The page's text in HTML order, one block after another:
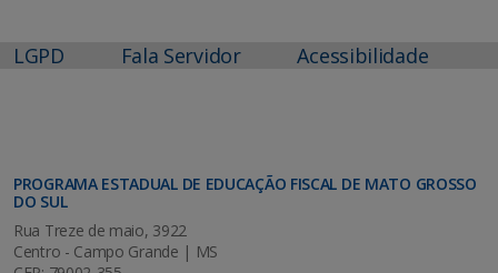
LGPD Fala Servidor Acessibilidade
PROGRAMA ESTADUAL DE EDUCAÇÃO FISCAL DE MATO GROSSO
DO SUL
Rua Treze de maio, 3922
Centro - Campo Grande | MS